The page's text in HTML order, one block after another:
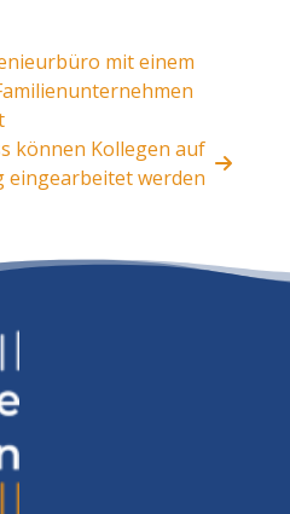
mit einem
können Kollegen auf
eingearbeitet werden